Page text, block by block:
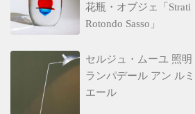
花瓶・オブジェ「Strati
Rotondo Sasso」
セルジュ・ムーユ 照明
ランパデール アン ルミ
エール